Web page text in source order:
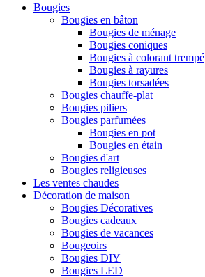
Bougies
Bougies en bâton
Bougies de ménage
Bougies coniques
Bougies à colorant trempé
Bougies à rayures
Bougies torsadées
Bougies chauffe-plat
Bougies piliers
Bougies parfumées
Bougies en pot
Bougies en étain
Bougies d'art
Bougies religieuses
Les ventes chaudes
Décoration de maison
Bougies Décoratives
Bougies cadeaux
Bougies de vacances
Bougeoirs
Bougies DIY
Bougies LED